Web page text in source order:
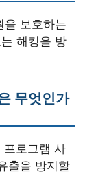
을 보호하는
해킹을 방
무엇인가
로그램 사
출을 방지할